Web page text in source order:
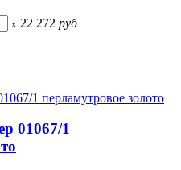
x 22 272 руб
01067/1